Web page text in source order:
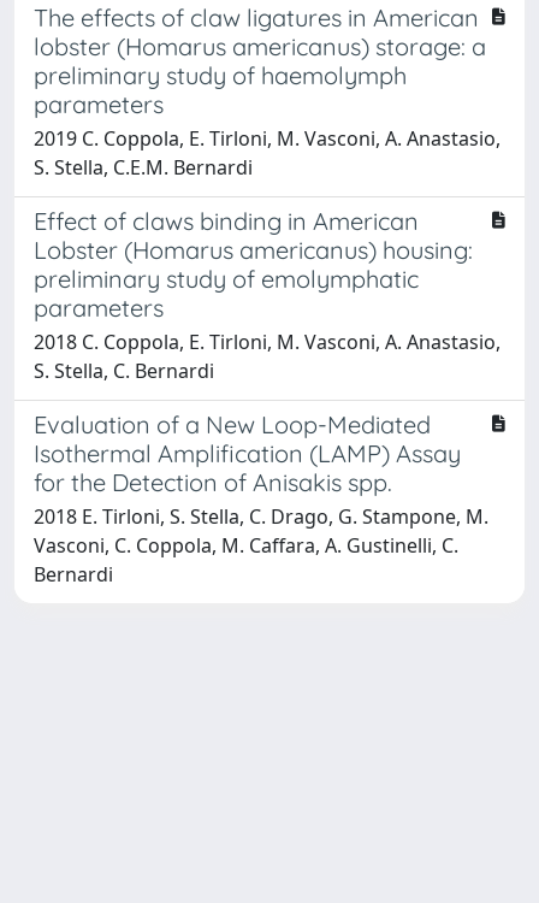
The effects of claw ligatures in American
lobster (Homarus americanus) storage: a
preliminary study of haemolymph
parameters
2019 C. Coppola, E. Tirloni, M. Vasconi, A. Anastasio,
S. Stella, C.E.M. Bernardi
Effect of claws binding in American
Lobster (Homarus americanus) housing:
preliminary study of emolymphatic
parameters
2018 C. Coppola, E. Tirloni, M. Vasconi, A. Anastasio,
S. Stella, C. Bernardi
Evaluation of a New Loop-Mediated
Isothermal Amplification (LAMP) Assay
for the Detection of Anisakis spp.
2018 E. Tirloni, S. Stella, C. Drago, G. Stampone, M.
Vasconi, C. Coppola, M. Caffara, A. Gustinelli, C.
Bernardi